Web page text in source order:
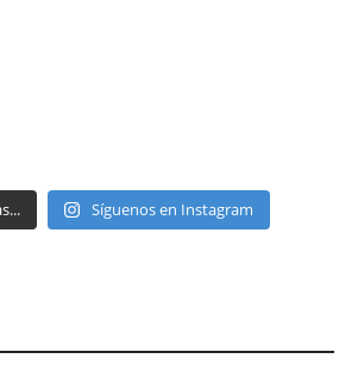
Síguenos en Instagram